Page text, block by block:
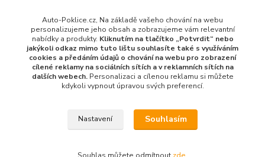
© 2024 všechna práva vyhrazena
Auto-Poklice.cz, Na základě vašeho chování na webu
personalizujeme jeho obsah a zobrazujeme vám relevantní
nabídky a produkty. Kliknutím na tlačítko „Potvrdit“ nebo
jakýkoli odkaz mimo tuto lištu souhlasíte také s využíváním
cookies a předáním údajů o chování na webu pro zobrazení
cílené reklamy na sociálních sítích a v reklamních sítíchna
dalších webech.Personalizaci a cílenou reklamu si můžete
kdykoli vypnout úpravou svých preferencí.
Nastavení Souhlasím